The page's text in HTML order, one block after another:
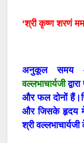
‘श्री कृष्ण शरणं मम
अनुकूल समय
वल्लभाचार्यजी द्वारा
और फल दोनों
और जिसके हृदय में
श्री